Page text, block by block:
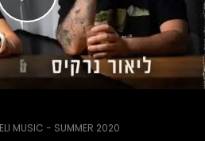
MUSIC - SUMMER 2020